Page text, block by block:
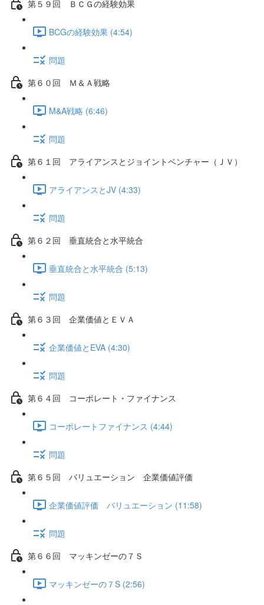
第５９回 ＢＣＧの経験効果
BCGの経験効果 (4:54)
問題
第６０回 Ｍ＆Ａ戦略
M&A戦略 (6:46)
問題
第６１回 アライアンスとジョイントベンチャー（ＪＶ）
アライアンスとJV (4:33)
問題
第６２回 垂直統合と水平統合
垂直統合と水平統合 (5:13)
問題
第６３回 企業価値とＥＶＡ
企業価値とEVA (4:30)
問題
第６４回 コーポレート・ファイナンス
コーポレートファイナンス (4:44)
問題
第６５回 バリュエーション 企業価値評価
企業価値評価 バリュエーション (11:58)
問題
第６６回 マッキンゼーの７Ｓ
マッキンゼーの７S (2:56)